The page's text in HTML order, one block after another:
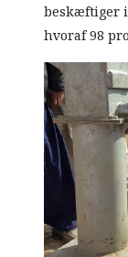
beskæftiger
hvoraf 98